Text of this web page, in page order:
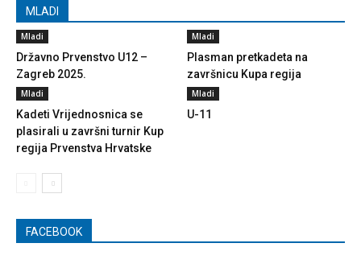
MLADI
Mladi
Državno Prvenstvo U12 –
Zagreb 2025.
Mladi
Plasman pretkadeta na
završnicu Kupa regija
Mladi
Kadeti Vrijednosnica se
plasirali u završni turnir Kup
regija Prvenstva Hrvatske
Mladi
U-11
FACEBOOK